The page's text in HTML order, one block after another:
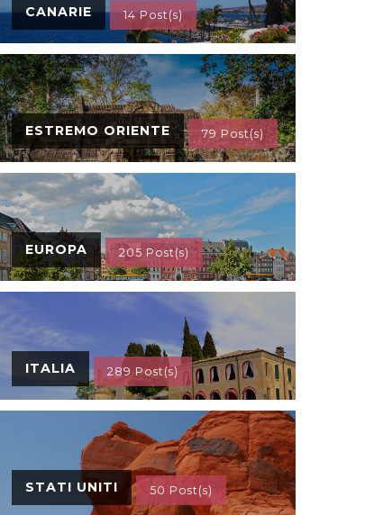
CANARIE 14 Post(s)
ESTREMO ORIENTE 79 Post(s)
EUROPA 205 Post(s)
ITALIA 289 Post(s)
STATI UNITI 50 Post(s)